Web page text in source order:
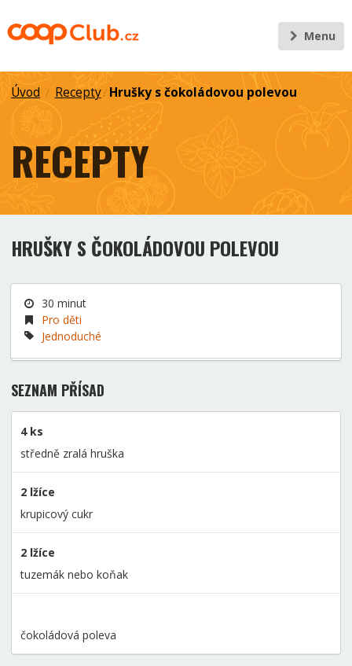
Menu
Úvod / Recepty/ Hrušky s čokoládovou polevou
RECEPTY
HRUŠKY S ČOKOLÁDOVOU POLEVOU
30 minut
Pro děti
Jednoduché
SEZNAM PŘÍSAD
4 ks
středně zralá hruška
2 lžíce
krupicový cukr
2 lžíce
tuzemák nebo koňak
čokoládová poleva